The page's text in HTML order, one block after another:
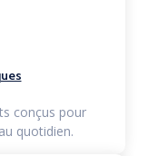
conçus pour
quotidien.